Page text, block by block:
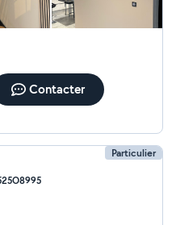
Contacter
Particulier